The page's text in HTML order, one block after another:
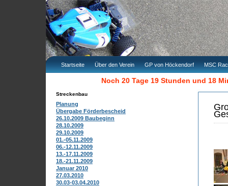
Noch 20 Tage 19 Stunden und 18
Startseite Über den Verein GP von Höckendorf MSC
Streckenbau
Planung
Übergabe Förderbescheid
26.10.2009 Baubeginn
28.10.2009
29.10.2009
01.-05.11.2009
06.-12.11.2009
13.-17.11.2009
18.-21.11.2009
Januar 2010
27.03.2010
30.03-03.04.2010